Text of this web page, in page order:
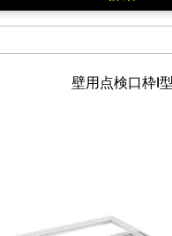
壁用点検口枠Ⅰ型